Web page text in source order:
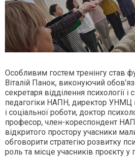
Особливим гостем тренінгу став
Віталій Панок, виконуючий
секретаря відділення психології і
педагогіки НАПН, директор УНМЦ
і соціальної роботи, доктор
професор, член-кореспондент
відкритого простору учасники
обговорити стратегію розвитку
роль та місце учасників проєкту у